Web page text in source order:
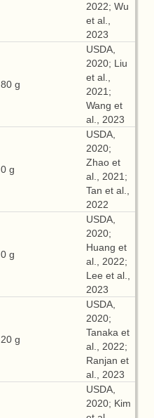
2022; Wu
et al.,
2023
80 g
USDA,
2020; Liu
et al.,
2021;
Wang et
al., 2023
0 g
USDA,
2020;
Zhao et
al., 2021;
Tan et al.,
2022
0 g
USDA,
2020;
Huang et
al., 2022;
Lee et al.,
2023
20 g
USDA,
2020;
Tanaka et
al., 2022;
Ranjan et
al., 2023
USDA,
2020; Kim